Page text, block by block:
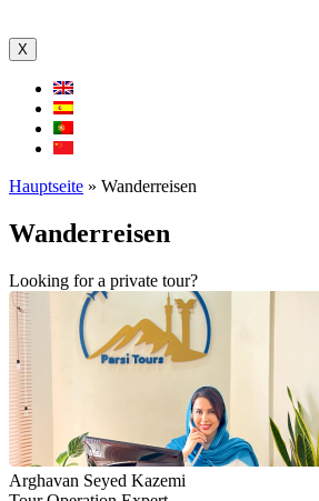
X
Hauptseite » Wanderreisen
Wanderreisen
Looking for a private tour?
Arghavan Seyed Kazemi